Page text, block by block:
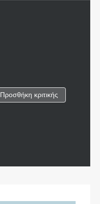
Προσθήκη κριτικής